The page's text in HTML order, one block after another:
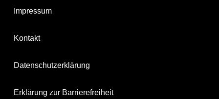
Impressum
Kontakt
Datenschutzerklärung
Erklärung zur Barrierefreiheit